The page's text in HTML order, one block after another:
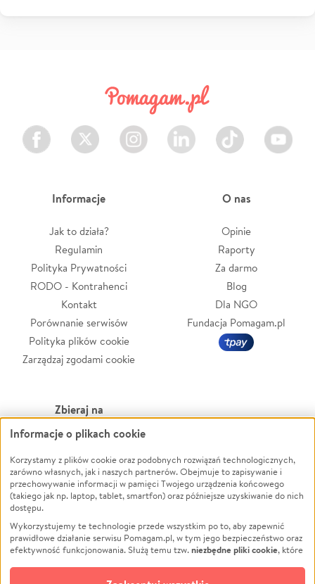
Facebook Twitter Instagram LinkedIn TikTok Youtube
Informacje
Jak to działa?
Regulamin
Polityka Prywatności
RODO - Kontrahenci
Kontakt
Porównanie serwisów
Polityka plików cookie
Zarządzaj zgodami cookie
O nas
Opinie
Raporty
Za darmo
Blog
Dla NGO
Fundacja Pomagam.pl
Zbieraj na
Leczenie
Zwierzęta
Pożar
Ukraina
Pomoc Finansowa
Projekty
Pogrzeb
Powódź
Wichura
NGO
Edukacja
Podróż
Impreza
Informacje o plikach cookie
Korzystamy z plików cookie oraz podobnych rozwiązań technologicznych,
zarówno własnych, jak i naszych partnerów. Obejmuje to zapisywanie i
przechowywanie informacji w pamięci Twojego urządzenia końcowego
(takiego jak np. laptop, tablet, smartfon) oraz późniejsze uzyskiwanie do nich
dostępu.
Wykorzystujemy te technologie przede wszystkim po to, aby zapewnić
prawidłowe działanie serwisu Pomagam.pl, w tym jego bezpieczeństwo oraz
efektywność funkcjonowania. Służą temu tzw.niezbędne pliki cookie, które
opcjonalnych plików cookie